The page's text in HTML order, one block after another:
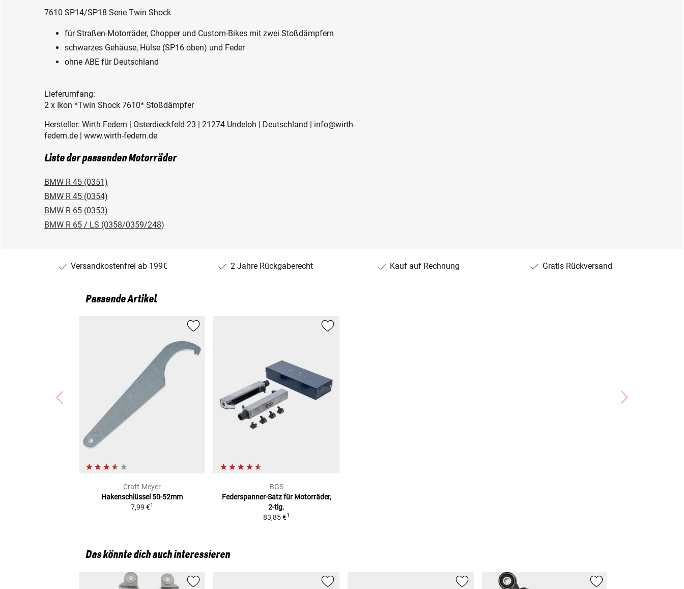
7610 SP14/SP18 Serie Twin Shock
für Straßen-Motorräder, Chopper und Custom-Bikes mit zwei Stoßdämpfern
schwarzes Gehäuse, Hülse (SP16 oben) und Feder
ohne ABE für Deutschland
Lieferumfang:
2 x Ikon *Twin Shock 7610* Stoßdämpfer
Hersteller: Wirth Federn | Osterdieckfeld 23 | 21274 Undeloh | Deutschland | info@wirth-
federn.de | www.wirth-federn.de
Liste der passenden Motorräder
BMW R 45 (0351)
BMW R 45 (0354)
BMW R 65 (0353)
BMW R 65 / LS (0358/0359/248)
Versandkostenfrei ab 199€ 2 Jahre Rückgaberecht Kauf auf Rechnung Gratis Rückversand
Passende Artikel
Craft-Meyer
Hakenschlüssel 50-52mm
7,99 €1
BGS
Federspanner-Satz für Motorräder,
2-tlg.
83,85 €1
Das könnte dich auch interessieren